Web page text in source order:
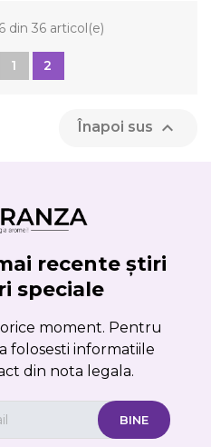
din 36 articol(e)
1 2
Înapoi sus 
recente știri
speciale
moment. Pentru
folosesti informatiile
din nota legala.